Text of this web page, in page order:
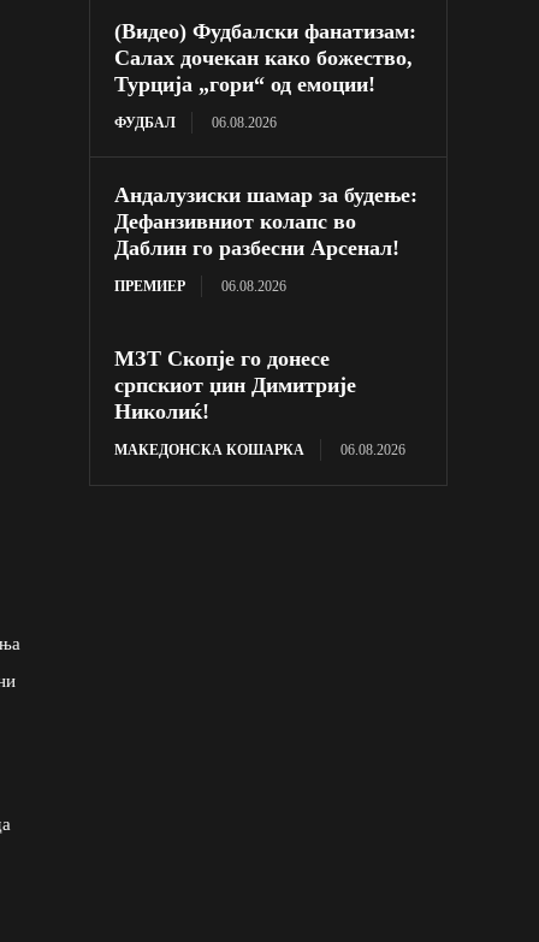
(Видео) Фудбалски фанатизам:
Салах дочекан како божество,
Турција „гори“ од емоции!
ФУДБАЛ 06.08.2026
Андалузиски шамар за будење:
Дефанзивниот колапс во
Даблин го разбесни Арсенал!
ПРЕМИЕР 06.08.2026
МЗТ Скопје го донесе
српскиот џин Димитрије
Николиќ!
МАКЕДОНСКА КОШАРКА 06.08.2026